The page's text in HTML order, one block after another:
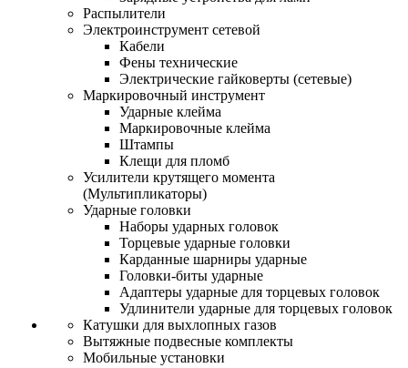
Распылители
Электроинструмент сетевой
Кабели
Фены технические
Электрические гайковерты (сетевые)
Маркировочный инструмент
Ударные клейма
Маркировочные клейма
Штампы
Клещи для пломб
Усилители крутящего момента
(Мультипликаторы)
Ударные головки
Наборы ударных головок
Торцевые ударные головки
Карданные шарниры ударные
Головки-биты ударные
Адаптеры ударные для торцевых головок
Удлинители ударные для торцевых головок
Катушки для выхлопных газов
Вытяжные подвесные комплекты
Мобильные установки